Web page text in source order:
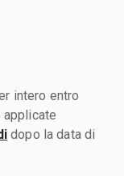
intero entro
applicate
dopo la data di